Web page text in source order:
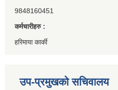
9848160451
कर्मचारीहरु :
हरिमाया कार्की
उप-प्रमुखको सचिवालय